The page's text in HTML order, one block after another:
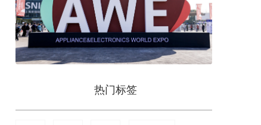
热门标签